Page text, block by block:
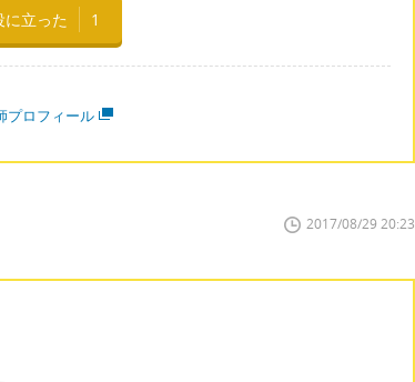
に立った 1
プロフィール
2017/08/29 20:23